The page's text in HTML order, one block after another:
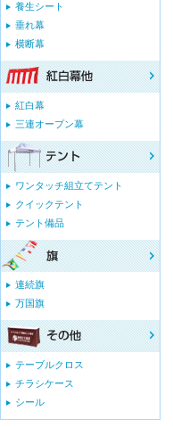
養生シート
垂れ幕
横断幕
紅白幕
三連オープン幕
ワンタッチ組立てテント
クイックテント
テント備品
連続旗
万国旗
テーブルクロス
チラシケース
シール